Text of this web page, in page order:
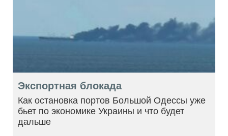
Экспортная блокада
Как остановка портов Большой Одессы уже
бьет по экономике Украины и что будет
дальше